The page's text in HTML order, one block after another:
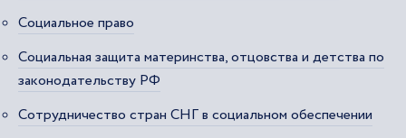
Социальное право
Социальная защита материнства, отцовства и детства по
законодательству РФ
Сотрудничество стран СНГ в социальном обеспечении